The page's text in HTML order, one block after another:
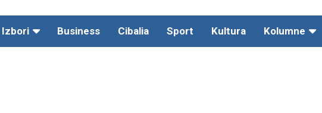
Izbori Business Cibalia Sport Kultura Kolumne